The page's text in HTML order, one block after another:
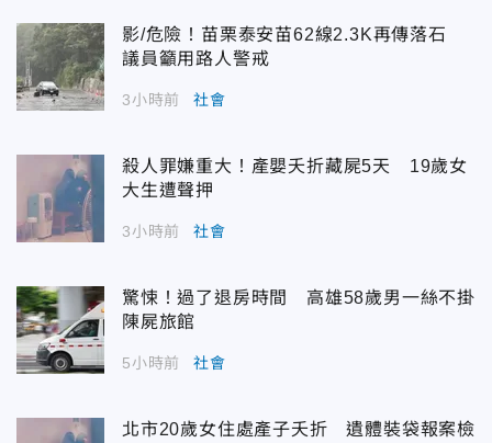
影/危險！苗栗泰安苗62線2.3K再傳落石
議員籲用路人警戒
3小時前 社會
殺人罪嫌重大！產嬰夭折藏屍5天 19歲女
大生遭聲押
3小時前 社會
驚悚！過了退房時間 高雄58歲男一絲不掛
陳屍旅館
5小時前 社會
北市20歲女住處產子夭折 遺體裝袋報案檢